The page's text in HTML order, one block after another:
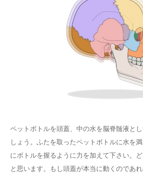
ペットボトルを頭蓋、中の水を脳脊髄液と
しょう。ふたを取ったペットボトルに水を
にボトルを握るように力を加えて下さい。
と思います。もし頭蓋が本当に動くのであ